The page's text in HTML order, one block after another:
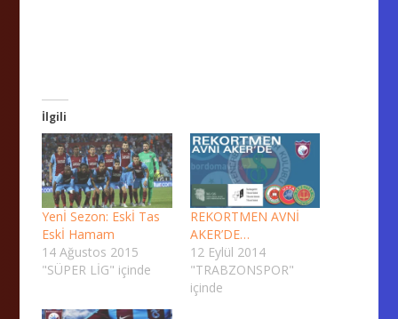
İlgili
Yenİ Sezon: Eskİ Tas
Eskİ Hamam
14 Ağustos 2015
"SÜPER LİG" içinde
REKORTMEN AVNİ
AKER’DE…
12 Eylül 2014
"TRABZONSPOR"
içinde